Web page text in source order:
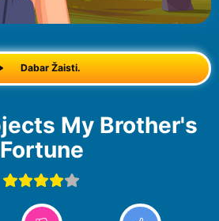
Dabar Žaisti.
Fortune